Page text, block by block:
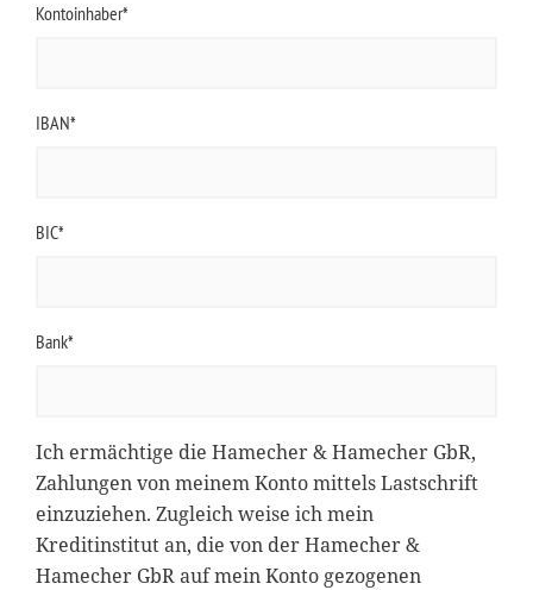
Kontoinhaber*
IBAN*
BIC*
Bank*
Ich ermächtige die Hamecher & Hamecher GbR,
Zahlungen von meinem Konto mittels Lastschrift
einzuziehen. Zugleich weise ich mein
Kreditinstitut an, die von der Hamecher &
Hamecher GbR auf mein Konto gezogenen